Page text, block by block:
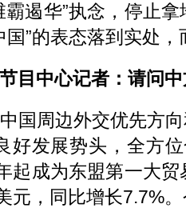
霸遏华”执念，停止
”的表态落到实处
目中心记者：请问
国周边外交优先方
好发展势头，全方
起成为东盟第一大
元，同比增长7.7%